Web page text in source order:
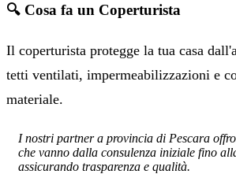
🔍 Cosa fa un Coperturista
Il coperturista protegge la tua casa
tetti ventilati, impermeabilizzazioni e
materiale.
I nostri partner a provincia di Pescara
che vanno dalla consulenza iniziale fino
assicurando trasparenza e qualità.